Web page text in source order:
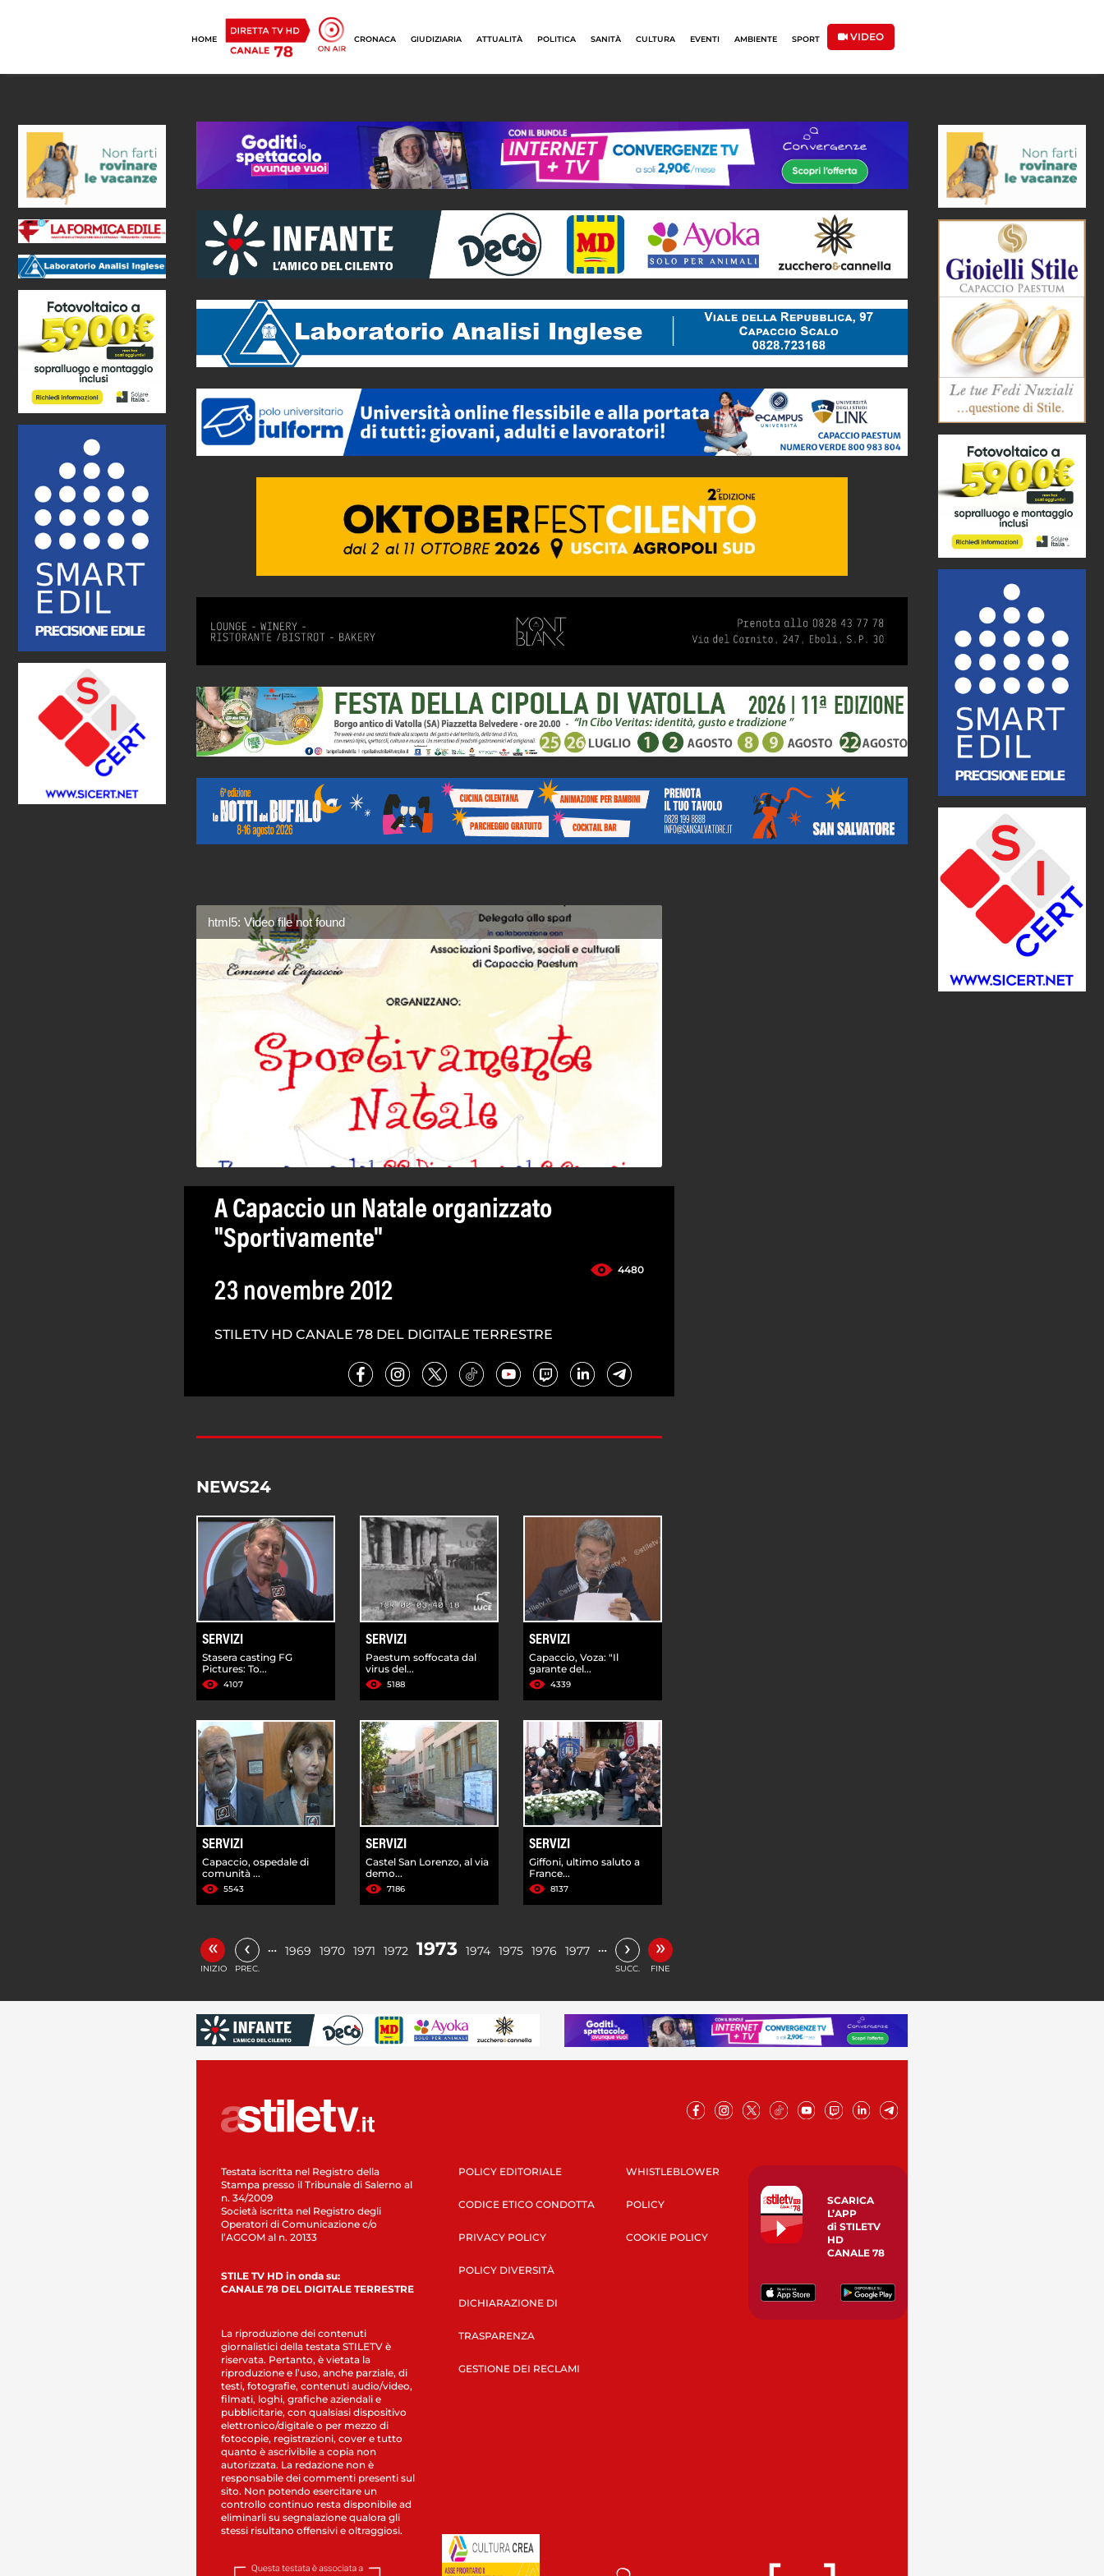
HOME CRONACA GIUDIZIARIA ATTUALITÀ POLITICA SANITÀ CULTURA EVENTI AMBIENTE SPORT VIDEO
html5: Video file not found
A Capaccio un Natale organizzato
"Sportivamente"
4480
23 novembre 2012
STILETV HD CANALE 78 DEL DIGITALE TERRESTRE
NEWS24
SERVIZI
Stasera casting FG
Pictures: To...
4107
SERVIZI
Paestum soffocata dal
virus del...
5188
SERVIZI
Capaccio, Voza: "Il
garante del...
4339
SERVIZI
Capaccio, ospedale di
comunità ...
5543
SERVIZI
Castel San Lorenzo, al via
demo...
7186
SERVIZI
Giffoni, ultimo saluto a
France...
8137
«
INIZIO
‹
PREC.
… 1969 1970 1971 1972 1973 1974 1975 1976 1977 … ›
SUCC.
»
FINE
Testata iscritta nel Registro della
Stampa presso il Tribunale di Salerno al
n. 34/2009
Società iscritta nel Registro degli
Operatori di Comunicazione c/o
l’AGCOM al n. 20133
STILE TV HD in onda su:
CANALE 78 DEL DIGITALE TERRESTRE
La riproduzione dei contenuti
giornalistici della testata STILETV è
riservata. Pertanto, è vietata la
riproduzione e l’uso, anche parziale, di
testi, fotografie, contenuti audio/video,
filmati, loghi, grafiche aziendali e
pubblicitarie, con qualsiasi dispositivo
elettronico/digitale o per mezzo di
fotocopie, registrazioni, cover e tutto
quanto è ascrivibile a copia non
autorizzata. La redazione non è
responsabile dei commenti presenti sul
sito. Non potendo esercitare un
controllo continuo resta disponibile ad
eliminarli su segnalazione qualora gli
stessi risultano offensivi e oltraggiosi.
POLICY EDITORIALE
CODICE ETICO CONDOTTA
PRIVACY POLICY
POLICY DIVERSITÀ
DICHIARAZIONE DI
TRASPARENZA
GESTIONE DEI RECLAMI
WHISTLEBLOWER
POLICY
COOKIE POLICY
SCARICA
L’APP
di STILETV
HD
CANALE 78